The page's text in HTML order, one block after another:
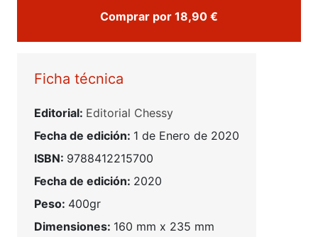
Comprar por 18,90 €
Ficha técnica
Editorial: Editorial Chessy
Fecha de edición: 1 de Enero de 2020
ISBN: 9788412215700
Fecha de edición: 2020
Peso: 400gr
Dimensiones: 160 mm x 235 mm